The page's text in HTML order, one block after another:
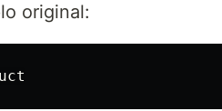
original: